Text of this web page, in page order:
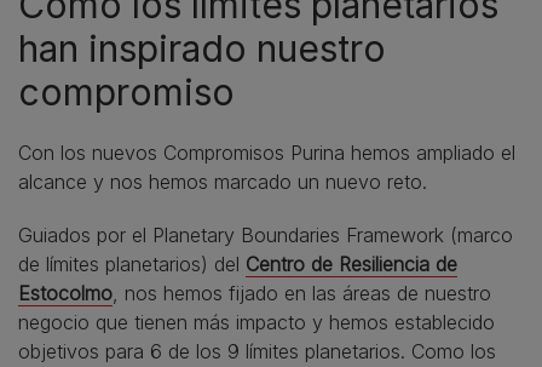
han inspirado nuestro
compromiso
Con los nuevos Compromisos Purina hemos ampliado el
alcance y nos hemos marcado un nuevo reto.
Guiados por el Planetary Boundaries Framework (marco
de límites planetarios) del Centro de Resiliencia de
Estocolmo, nos hemos fijado en las áreas de nuestro
negocio que tienen más impacto y hemos establecido
objetivos para 6 de los 9 límites planetarios. Como los